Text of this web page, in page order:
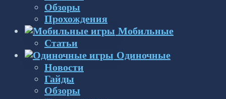
Обзоры
Прохождения
Мобильные
Статьи
Одиночные
Новости
Гайды
Обзоры